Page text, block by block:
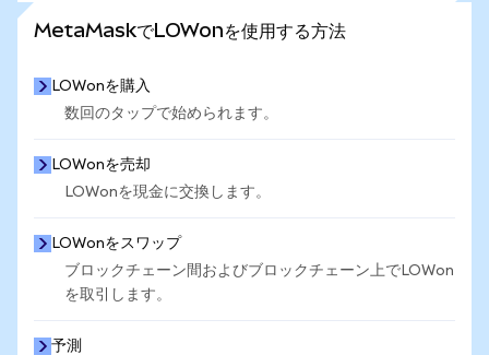
MetaMaskでLOWonを使用する方法
LOWonを購入
数回のタップで始められます。
LOWonを売却
LOWonを現金に交換します。
LOWonをスワップ
ブロックチェーン間およびブロックチェーン上でLOWon
を取引します。
予測